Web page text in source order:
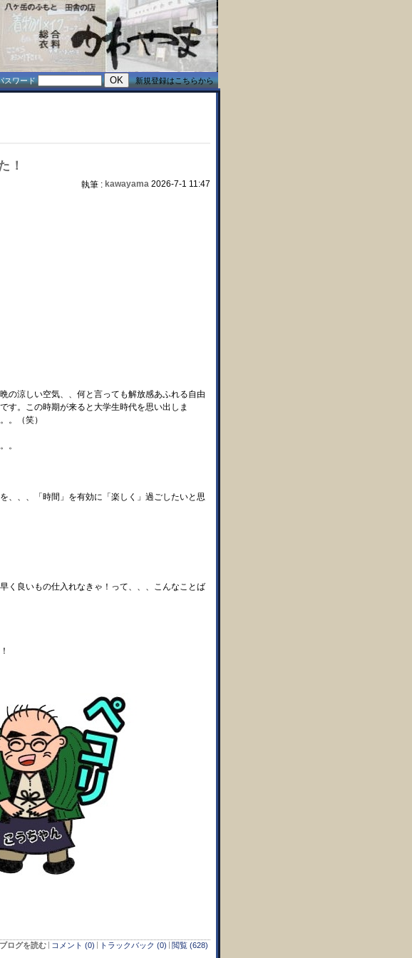
スワード 新規登録はこちらから
！
執筆 : kawayama 2026-7-1 11:47
の涼しい空気、、何と言っても解放感あふれる自由
す。この時期が来ると大学生時代を思い出しま
。（笑）
。
、、、「時間」を有効に「楽しく」過ごしたいと思
く良いもの仕入れなきゃ！って、、、こんなことば
ログを読む コメント (0) トラックバック (0) 閲覧 (628)